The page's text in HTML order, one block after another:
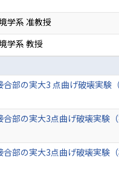
学系 准教授
学系 教授
部の実大3 点曲げ破壊実
部の実大3点曲げ破壊実
部の実大3点曲げ破壊実